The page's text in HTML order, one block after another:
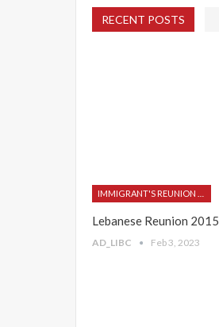
RECENT POSTS
Lebanese Reunion 2015
AD_LIBC Feb 3, 2023